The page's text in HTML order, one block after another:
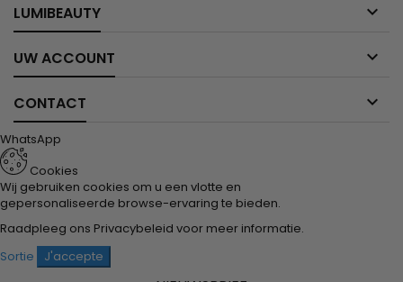
LUMIBEAUTY 
UW ACCOUNT 
CONTACT 
WhatsApp
Cookies
Wij gebruiken cookies om u een vlotte en
gepersonaliseerde browse-ervaring te bieden.
Raadpleeg ons Privacybeleid voor meer informatie.
Sortie
J'accepte